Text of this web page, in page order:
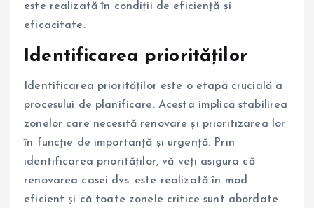
este realizată în condiții de eficiență și
eficacitate.
Identificarea priorităților
Identificarea priorităților este o etapă crucială a
procesului de planificare. Acesta implică stabilirea
zonelor care necesită renovare și prioritizarea lor
în funcție de importanță și urgență. Prin
identificarea priorităților, vă veți asigura că
renovarea casei dvs. este realizată în mod
eficient și că toate zonele critice sunt abordate.